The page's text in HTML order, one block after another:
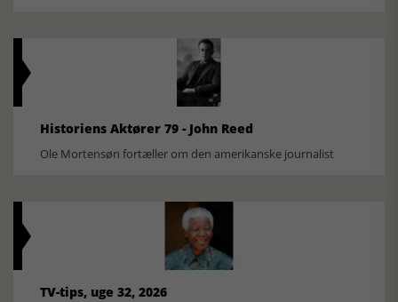
Historiens Aktører 79 - John Reed
Ole Mortensøn fortæller om den amerikanske journalist
TV-tips, uge 32, 2026